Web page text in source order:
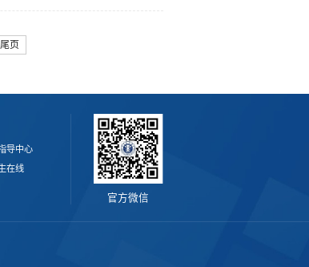
尾页
导中心
在线
官方微信